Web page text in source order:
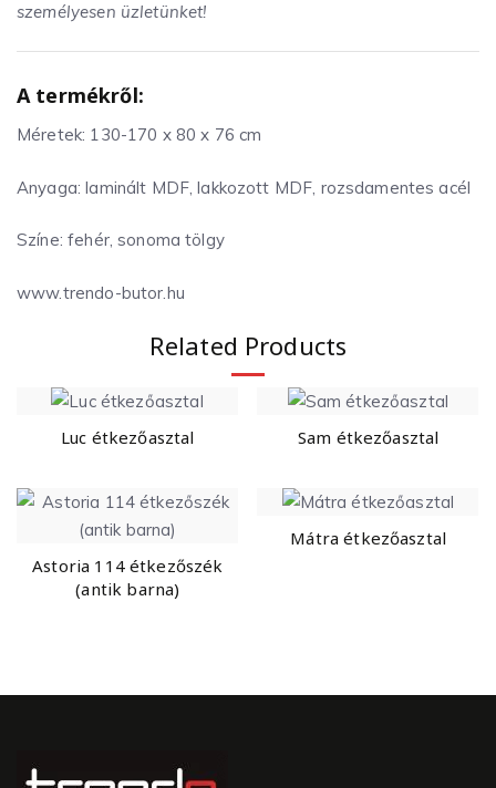
személyesen üzletünket!
A termékről:
Méretek: 130-170 x 80 x 76 cm
Anyaga: laminált MDF, lakkozott MDF, rozsdamentes acél
Színe: fehér, sonoma tölgy
www.trendo-butor.hu
Related Products
Luc étkezőasztal Sam étkezőasztal
Astoria 114 étkezőszék
(antik barna)
Mátra étkezőasztal